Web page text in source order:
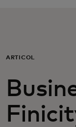
Pentru
Pentru
ARTICOL